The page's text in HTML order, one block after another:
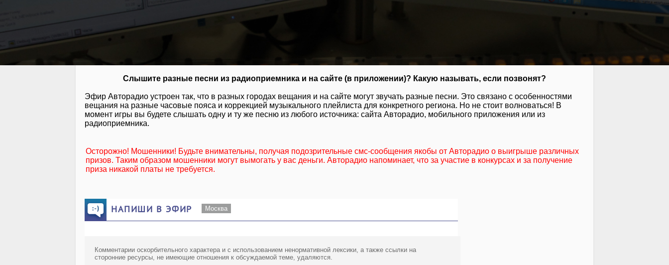
Слышите разные песни из радиоприемника и на сайте (в приложении)? Какую называть, если позвонят?
Эфир Авторадио устроен так, что в разных городах вещания и на сайте могут звучать разные песни. Это связано с особенностями
вещания на разные часовые пояса и коррекцией музыкального плейлиста для конкретного региона. Но не стоит волноваться! В
момент игры вы будете слышать одну и ту же песню из любого источника: сайта Авторадио, мобильного приложения или из
радиоприемника.
Осторожно! Мошенники! Будьте внимательны, получая подозрительные смс-сообщения якобы от Авторадио о выигрыше различных
призов. Таким образом мошенники могут вымогать у вас деньги. Авторадио напоминает, что за участие в конкурсах и за получение
приза никакой платы не требуется.
НАПИШИ В ЭФИР Москва
Комментарии оскорбительного характера и с использованием ненормативной лексики, а также ссылки на
сторонние ресурсы, не имеющие отношения к обсуждаемой теме, удаляются.